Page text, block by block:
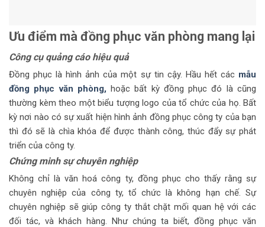
Ưu điểm mà đồng phục văn phòng mang lại
Công cụ quảng cáo hiệu quả
Đồng phục là hình ảnh của một sự tin cậy. Hầu hết các mẫu
đồng phục văn phòng, hoặc bất kỳ đồng phục đó là cũng
thường kèm theo một biểu tượng logo của tổ chức của họ. Bất
kỳ nơi nào có sự xuất hiện hình ảnh đồng phục công ty của bạn
thì đó sẽ là chìa khóa để được thành công, thúc đẩy sự phát
triển của công ty.
Chứng minh sự chuyên nghiệp
Không chỉ là văn hoá công ty, đồng phục cho thấy rằng sự
chuyên nghiệp của công ty, tổ chức là không hạn chế. Sự
chuyên nghiệp sẽ giúp công ty thắt chặt mối quan hệ với các
đối tác, và khách hàng. Như chúng ta biết, đồng phục văn